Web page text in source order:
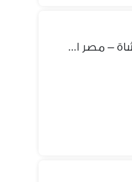
شقة للبيع 200 متر في كمبوند عمارات العبور – خلف دار المشاة – مصر الجديدة فرصة مميزة لامتلاك شقة مجددة بالكامل داخل كمبوند عمارات العبور